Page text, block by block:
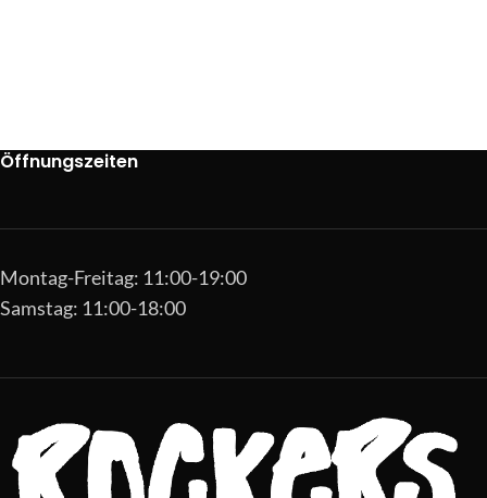
Öffnungszeiten
Montag-Freitag: 11:00-19:00
Samstag: 11:00-18:00